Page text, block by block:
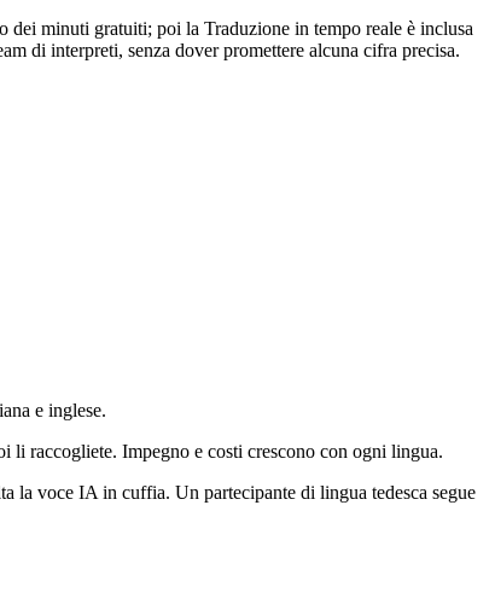
minuti gratuiti; poi la Traduzione in tempo reale è inclusa
di interpreti, senza dover promettere alcuna cifra precisa.
e inglese.
li raccogliete. Impegno e costi crescono con ogni lingua.
la voce IA in cuffia. Un partecipante di lingua tedesca segue